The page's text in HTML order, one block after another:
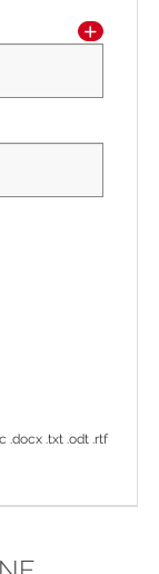
.docx .txt .odt .rtf